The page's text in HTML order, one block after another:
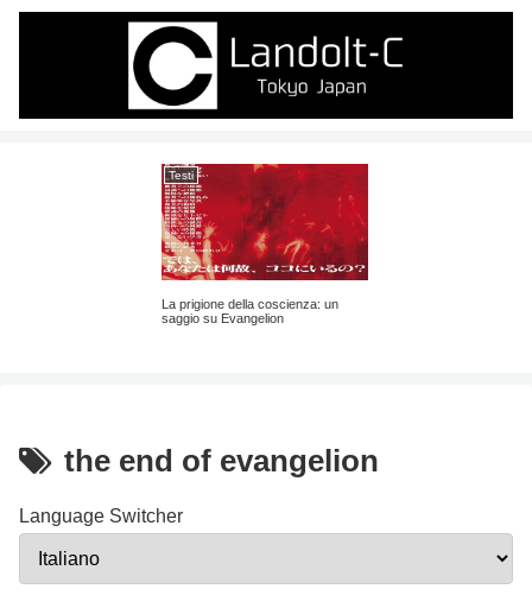
Testi
La prigione della coscienza: un
saggio su Evangelion
the end of evangelion
Language Switcher